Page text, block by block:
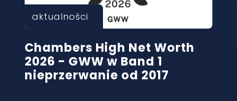
aktualności
Chambers High Net Worth
2026 - GWW w Band 1
nieprzerwanie od 2017